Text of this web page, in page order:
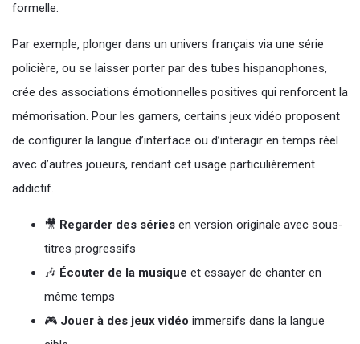
formelle.
Par exemple, plonger dans un univers français via une série
policière, ou se laisser porter par des tubes hispanophones,
crée des associations émotionnelles positives qui renforcent la
mémorisation. Pour les gamers, certains jeux vidéo proposent
de configurer la langue d’interface ou d’interagir en temps réel
avec d’autres joueurs, rendant cet usage particulièrement
addictif.
🎥 Regarder des séries en version originale avec sous-
titres progressifs
🎶 Écouter de la musique et essayer de chanter en
même temps
🎮 Jouer à des jeux vidéo immersifs dans la langue